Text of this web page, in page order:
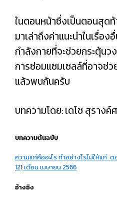
ในตอนหน้าซึ่งเป็นตอนสุด
มาเล่าถึงค่าแนะนำในเรื่อ
กำลังกายที่จะช่วยกระตุ้นว
การซ่อมแซมเซลล์ที่อาจช่
แล้วพบกันครับ
บทความโดย: เดโช สุรางค์
บทความต้นฉบับ
ความแก่คืออะไร ทำอย่างไรไม่ให้แก่
121เดือน เมษายน 2566
อ้างอิง